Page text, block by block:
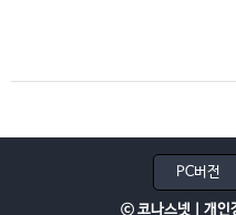
PC버전
ⓒ 코나스넷 | 개인